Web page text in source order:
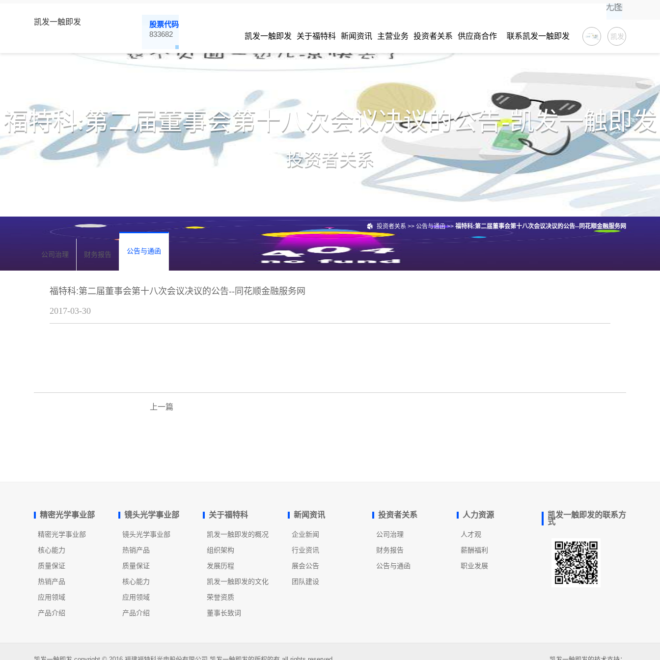
凯发一触即发
股票代码
833682
凯发
凯发一触即发 关于福特科 新闻资讯 主营业务 投资者关系 供应商合作 联系凯发一触即发
福特科:第二届董事会第十八次会议决议的公告-凯发一触即发
投资者关系
投资者关系 >>公告与通函>>福特科:第二届董事会第十八次会议决议的公告--同花顺金融服务网
公司治理 财务报告 公告与通函
福特科:第二届董事会第十八次会议决议的公告--同花顺金融服务网
2017-03-30
上一篇
精密光学事业部
精密光学事业部
核心能力
质量保证
热销产品
应用领域
产品介绍
镜头光学事业部
镜头光学事业部
热销产品
质量保证
核心能力
应用领域
产品介绍
关于福特科
凯发一触即发的概况
组织架构
发展历程
凯发一触即发的文化
荣誉资质
董事长致词
新闻资讯
企业新闻
行业资讯
展会公告
团队建设
投资者关系
公司治理
财务报告
公告与通函
人力资源
人才观
薪酬福利
职业发展
凯发一触即发的联系方
式